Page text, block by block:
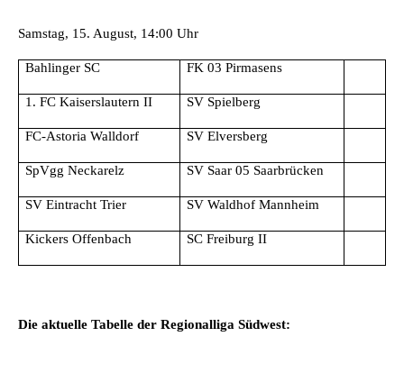
Samstag, 15. August, 14:00 Uhr
Bahlinger SC FK 03 Pirmasens
1. FC Kaiserslautern II SV Spielberg
FC-Astoria Walldorf SV Elversberg
SpVgg Neckarelz SV Saar 05 Saarbrücken
SV Eintracht Trier SV Waldhof Mannheim
Kickers Offenbach SC Freiburg II
Die aktuelle Tabelle der Regionalliga Südwest: